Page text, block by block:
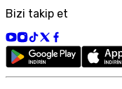
Bizi takip et